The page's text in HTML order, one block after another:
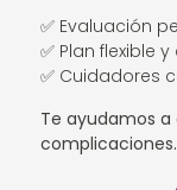
✅ Evaluación
✅ Plan flexible
✅ Cuidadores
Te ayudamos
complicaciones.